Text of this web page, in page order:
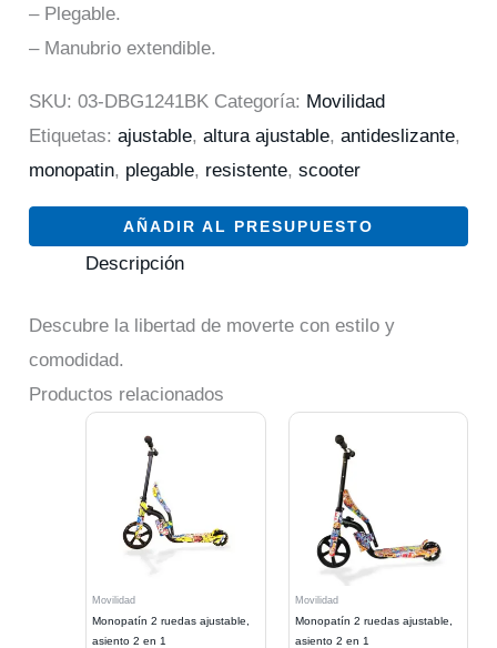
– Plegable.
– Manubrio extendible.
SKU:03-DBG1241BK Categoría: Movilidad
Etiquetas:ajustable,altura ajustable,antideslizante,
monopatin, plegable, resistente,scooter
AÑADIR AL PRESUPUESTO
Descripción
Descubre la libertad de moverte con estilo y
comodidad.
Productos relacionados
Movilidad
Monopatín 2 ruedas ajustable,
asiento 2 en 1
Movilidad
Monopatín 2 ruedas ajustable,
asiento 2 en 1